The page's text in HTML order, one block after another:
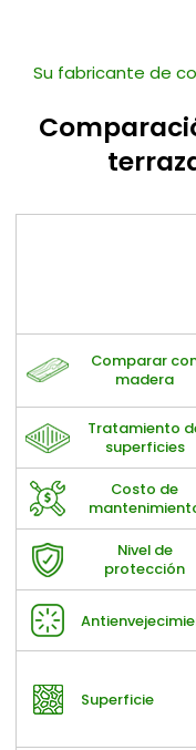
Su fabricante de
Comparar
madera
Tratamiento
superficies
Costo de
Nivel de
protección
Superficie